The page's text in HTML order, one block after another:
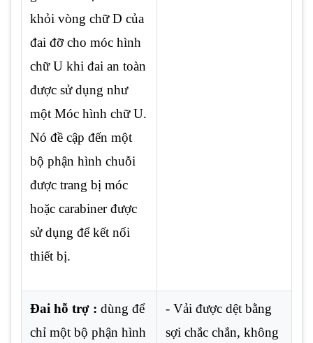
khỏi vòng chữ D của
đai đỡ ​​cho móc hình
chữ U khi đai an toàn
được sử dụng như
một Móc hình chữ U.
Nó đề cập đến một
bộ phận hình chuỗi
được trang bị móc
hoặc carabiner được
sử dụng để kết nối
thiết bị.
Đai hỗ trợ : dùng để
chỉ một bộ phận hình
- Vải được dệt bằng
sợi chắc chắn, không